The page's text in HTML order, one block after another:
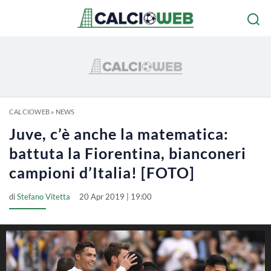
CALCIOWEB» NEWS
Juve, c’è anche la matematica:
battuta la Fiorentina, bianconeri
campioni d’Italia! [FOTO]
diStefano Vitetta 20 Apr 2019 | 19:00